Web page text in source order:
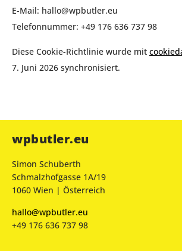
E-Mail: hallo@wpbutler.eu
Telefonnummer: +49 176 636 737 98
Diese Cookie-Richtlinie wurde mit
7. Juni 2026 synchronisiert.
wpbutler.eu
Simon Schuberth
Schmalzhofgasse 1A/19
1060 Wien | Österreich
hallo@wpbutler.eu
+49 176 636 737 98